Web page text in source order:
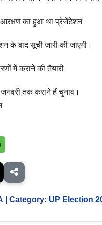
का हुआ था प्रेजेंटेशन
के बाद सूची जारी की जाएगी।
में कराने की तैयारी
जनवरी तक कराने हैं चुनाव।
| Category: UP Election